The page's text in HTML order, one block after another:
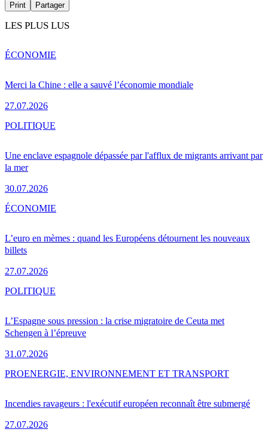
Print Partager
LES PLUS LUS
Merci la Chine : elle a sauvé l’économie mondiale
27.07.2026
ÉCONOMIE
Une enclave espagnole dépassée par l'afflux de migrants arrivant par
la mer
30.07.2026
POLITIQUE
L’euro en mèmes : quand les Européens détournent les nouveaux
billets
27.07.2026
ÉCONOMIE
L’Espagne sous pression : la crise migratoire de Ceuta met
Schengen à l’épreuve
31.07.2026
POLITIQUE
Incendies ravageurs : l'exécutif européen reconnaît être submergé
27.07.2026
PROENERGIE, ENVIRONNEMENT ET TRANSPORT